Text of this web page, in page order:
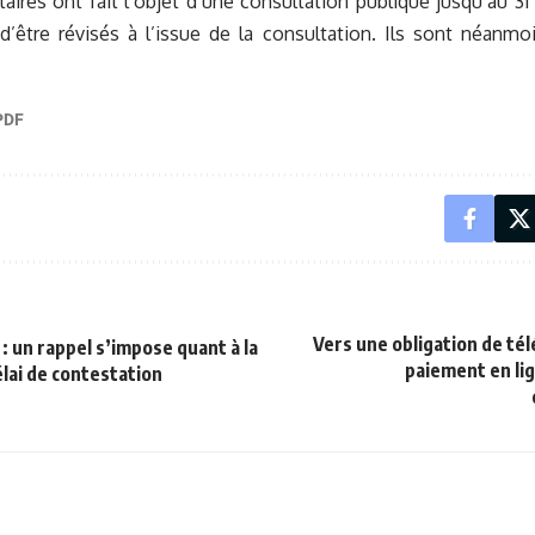
révisés à l’issue de la consultation. Ils sont
rappel s’impose quant à la
de contestation
Vers une obligation de
paiement en